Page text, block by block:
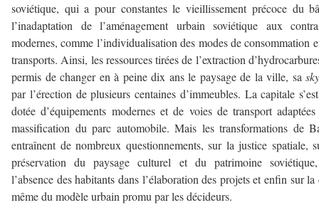
soviétique, qui a pour constantes le vieillissement précoce du
l’inadaptation de l’aménagement urbain soviétique aux
modernes, comme l’individualisation des modes de consommation
transports. Ainsi, les ressources tirées de l’extraction
permis de changer en à peine dix ans le paysage de la ville, sa
par l’érection de plusieurs centaines d’immeubles. La capitale
dotée d’équipements modernes et de voies de transport
massification du parc automobile. Mais les transformations de
entraînent de nombreux questionnements, sur la justice spatiale,
préservation du paysage culturel et du patrimoine
l’absence des habitants dans l’élaboration des projets et enfin sur la
même du modèle urbain promu par les décideurs.